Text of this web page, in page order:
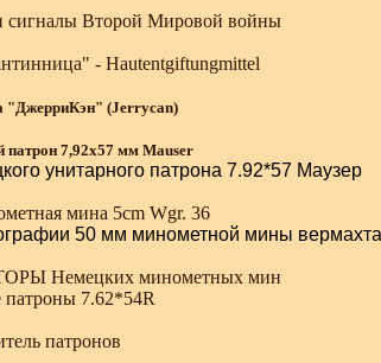
Второй Мировой войны
- Hautentgiftungmittel
"ДжерриКэн" (Jerrycan)
7,92x57 мм Mauser
унитарного патрона 7.92*57 Маузер
мина 5cm Wgr. 36
50 мм минометной мины вермахта
Немецких минометных мин
7.62*54R
патронов